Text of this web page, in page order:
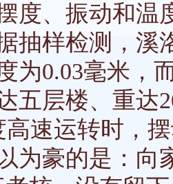
度、振动和温
抽样检测，溪
为0.03毫米，
五层楼、重达
高速运转时，
为豪的是：向